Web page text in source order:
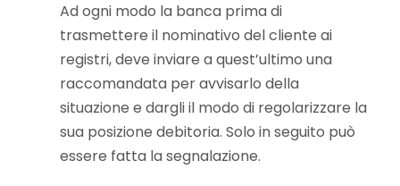
Ad ogni modo la banca prima di
trasmettere il nominativo del cliente ai
registri, deve inviare a quest’ultimo una
raccomandata per avvisarlo della
situazione e dargli il modo di regolarizzare la
sua posizione debitoria. Solo in seguito può
essere fatta la segnalazione.